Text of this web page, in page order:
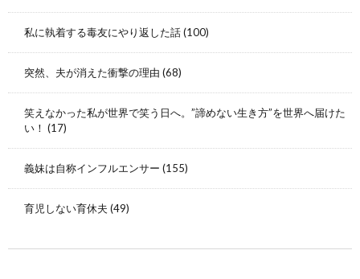
私に執着する毒友にやり返した話(100)
突然、夫が消えた衝撃の理由 (68)
笑えなかった私が世界で笑う日へ。”諦めない生き方”を世界へ届けた
い！ (17)
義妹は自称インフルエンサー (155)
育児しない育休夫 (49)